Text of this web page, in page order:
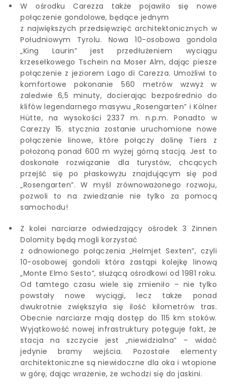
W ośrodku Carezza także pojawiło się nowe
połączenie gondolowe, będące jednym
z największych przedsięwzięć architektonicznych w
Południowym Tyrolu. Nowa 10-osobowa gondola
„King Laurin” jest przedłużeniem wyciągu
krzesełkowego Tschein na Moser Alm, dając piesze
połączenie z jeziorem Lago di Carezza. Umożliwi to
komfortowe pokonanie 560 metrów wzwyż w
zaledwie 6,5 minuty, docierając bezpośrednio do
klifów legendarnego masywu „Rosengarten” i Kölner
Hütte, na wysokości 2337 m. n.p.m. Ponadto w
Carezzy 15. stycznia zostanie uruchomione nowe
połączenie linowe, które połączy dolinę Tiers z
położoną ponad 600 m wyżej górną stacją. Jest to
doskonałe rozwiązanie dla turystów, chcących
przejść się po płaskowyżu znajdującym się pod
„Rosengarten”. W myśl zrównoważonego rozwoju,
pozwoli to na zwiedzanie nie tylko za pomocą
samochodu!
Z kolei narciarze odwiedzający ośrodek 3 Zinnen
Dolomity będą mogli korzystać
z odnowionego połączenia „Helmjet Sexten”, czyli
10-osobowej gondoli która zastąpi kolejkę linową
„Monte Elmo Sesto”, służącą ośrodkowi od 1981 roku.
Od tamtego czasu wiele się zmieniło – nie tylko
powstały nowe wyciągi, lecz także ponad
dwukrotnie zwiększyła się ilość kilometrów tras.
Obecnie narciarze mają dostęp do 115 km stoków.
Wyjątkowość nowej infrastruktury potęguje fakt, że
stacja na szczycie jest „niewidzialna” – widać
jedynie bramy wejścia. Pozostałe elementy
architektoniczne są niewidoczne dla oka i wtopione
w górę, dając wrażenie, że wchodzi się do jaskini.